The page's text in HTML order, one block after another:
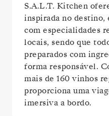
S.A.L.T. Kitchen
inspirada no destino,
com especialidades
locais, sendo que
preparados com
forma responsável.
mais de 160 vinhos
proporciona uma
imersiva a bordo.